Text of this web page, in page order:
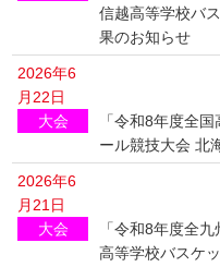
信越高等学校バ
果のお知らせ
2026年6
月22日
大会
「令和8年度全
ール競技大会 北
2026年6
月21日
大会
「令和8年度全
高等学校バスケ